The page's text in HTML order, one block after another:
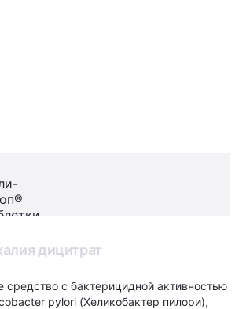
дицитрат
средство с бактерицидной активностью
pylori (Хеликобактер пилори),